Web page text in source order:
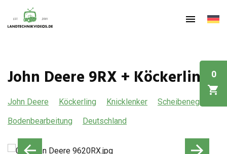
0
John Deere 9RX + Köckerling
John Deere Köckerling Knicklenker
Scheibenegge
Bodenbearbeitung
Deutschland